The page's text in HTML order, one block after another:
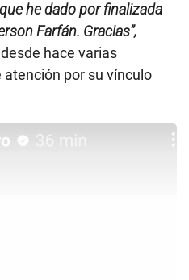
he dado por finalizada
Farfán. Gracias”,
hace varias
por su vínculo